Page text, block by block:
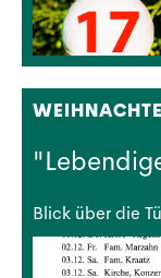
Blick über die